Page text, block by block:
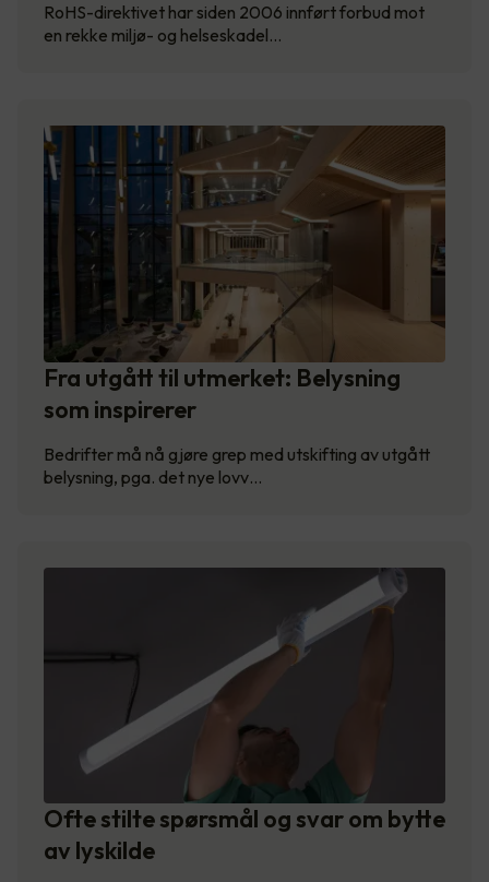
RoHS-direktivet har siden 2006 innført forbud mot
en rekke miljø- og helseskadel…
Fra utgått til utmerket: Belysning
som inspirerer
Bedrifter må nå gjøre grep med utskifting av utgått
belysning, pga. det nye lovv…
Ofte stilte spørsmål og svar om bytte
av lyskilde